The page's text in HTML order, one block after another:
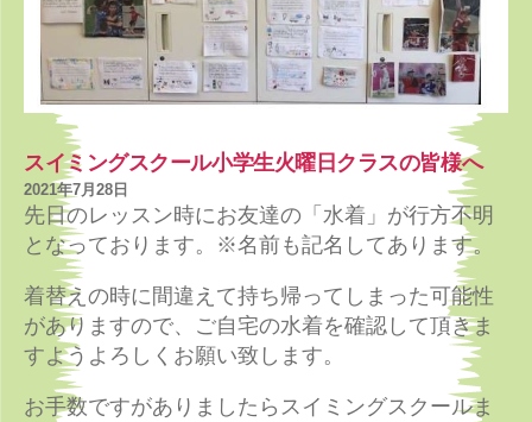
スイミングスクール小学生火曜日クラスの皆様へ
2021年7月28日
先日のレッスン時にお友達の「水着」が行方不明
となっております。※名前も記名してあります。
着替えの時に間違えて持ち帰ってしまった可能性
がありますので、ご自宅の水着を確認して頂きま
すようよろしくお願い致します。
お手数ですがありましたらスイミングスクールま